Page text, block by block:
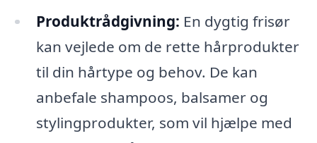
Produktrådgivning: En dygtig frisør
kan vejlede om de rette hårprodukter
til din hårtype og behov. De kan
anbefale shampoos, balsamer og
stylingprodukter, som vil hjælpe med